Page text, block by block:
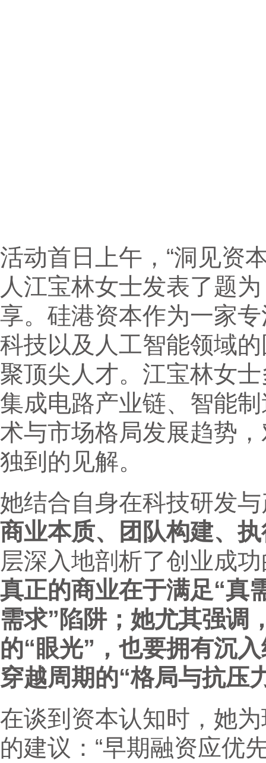
活动首日上午，“洞见资
人江宝林女士发表了题
享。硅港资本作为一家
科技以及人工智能领域
聚顶尖人才。江宝林女
集成电路产业链、智能
术与市场格局发展趋势
独到的见解。
她结合自身在科技研发
商业本质、团队构建、
层深入地剖析了创业成
真正的商业在于满足“真
需求”陷阱；她尤其强调
的“眼光”，也要拥有沉
穿越周期的“格局与抗压
在谈到资本认知时，她
的建议：“早期融资应优